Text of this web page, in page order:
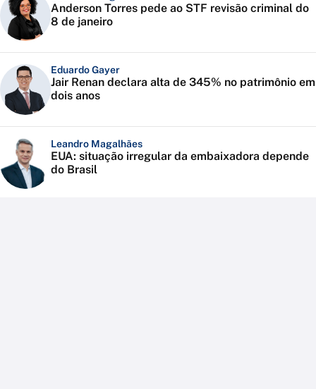
Anderson Torres pede ao STF revisão criminal do
8 de janeiro
Eduardo Gayer
Jair Renan declara alta de 345% no patrimônio em
dois anos
Leandro Magalhães
EUA: situação irregular da embaixadora depende
do Brasil